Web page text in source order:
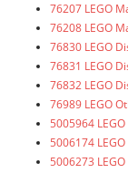
76207 LEGO
76208 LEGO
76830 LEGO
76831 LEGO
76832 LEGO
76989 LEGO
5005964
5006174
5006273